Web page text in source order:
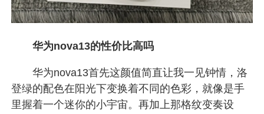
华为nova13的性价比高吗
华为nova13首先这颜值简直让我一见钟情，洛
登绿的配色在阳光下变换着不同的色彩，就像是手
里握着一个迷你的小宇宙。再加上那格纹变奏设